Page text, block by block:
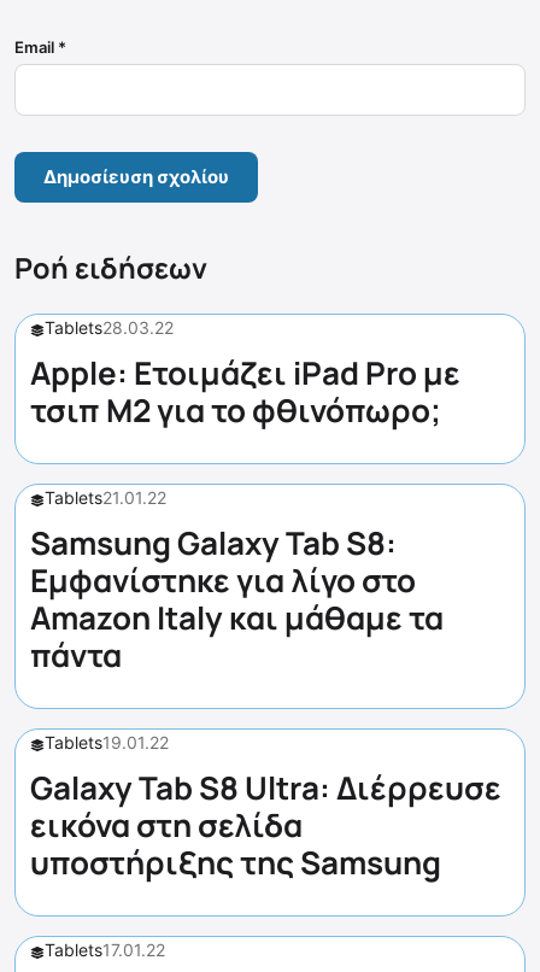
Email *
Ροή ειδήσεων
Tablets28.03.22
Apple: Ετοιμάζει iPad Pro με
τσιπ M2 για το φθινόπωρο;
Tablets21.01.22
Samsung Galaxy Tab S8:
Εμφανίστηκε για λίγο στο
Amazon Italy και μάθαμε τα
πάντα
Tablets19.01.22
Galaxy Tab S8 Ultra: Διέρρευσε
εικόνα στη σελίδα
υποστήριξης της Samsung
Tablets17.01.22